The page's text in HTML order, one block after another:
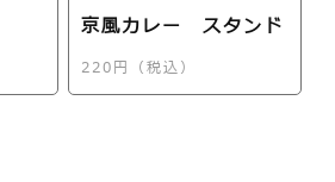
京風カレー スタンド
220円（税込）